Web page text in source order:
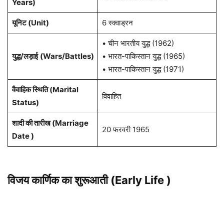
Years)
यूनिट (Unit) 6 स्क्वाड्रन
युद्ध/लड़ाई (Wars/Battles)
• चीन भारतीय युद्ध (1962)
• भारत-पाकिस्तान युद्ध (1965)
• भारत-पाकिस्तान युद्ध (1971)
वैवाहिक स्थिति (Marital
Status)
विवाहित
शादी की तारीख (Marriage
Date )
20 फरवरी 1965
विजय कार्णिक का शुरूआती (Early Life )